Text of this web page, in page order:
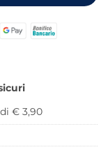
€ 3,90